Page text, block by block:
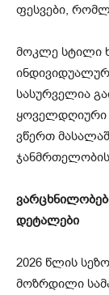
ფესვები,
მოკლე სტილი
სასურველია
ყოველდღიური
ვწერთ
დეტალები
2026 წლის
მოზრდილი